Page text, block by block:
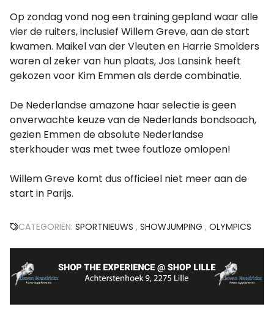
Op zondag vond nog een training gepland waar alle
vier de ruiters, inclusief Willem Greve, aan de start
kwamen. Maikel van der Vleuten en Harrie Smolders
waren al zeker van hun plaats, Jos Lansink heeft
gekozen voor Kim Emmen als derde combinatie.
De Nederlandse amazone haar selectie is geen
onverwachte keuze van de Nederlands bondsoach,
gezien Emmen de absolute Nederlandse
sterkhouder was met twee foutloze omlopen!
Willem Greve komt dus officieel niet meer aan de
start in Parijs.
CATEGORIËN: SPORTNIEUWS , SHOWJUMPING , OLYMPICS